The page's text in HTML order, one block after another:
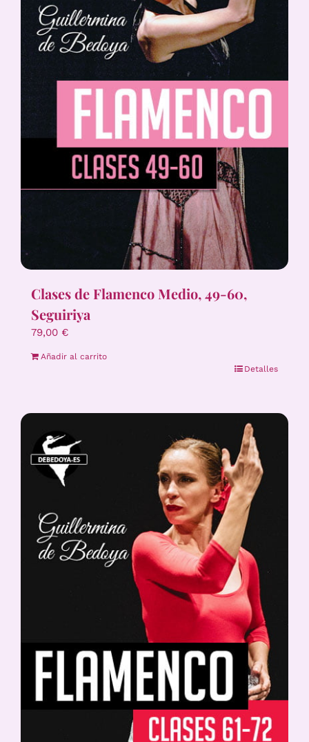
Clases de Flamenco Medio, 49-60,
Seguiriya
79,00 €
Añadir al carrito
Detalles